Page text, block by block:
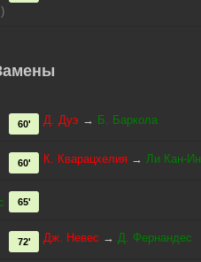
Д. Дуэ → Б. Баркола
60'
К. Кварацхелия → Ли Кан-Ин
60'
65'
Дж. Невес → Д. Фернандес
72'